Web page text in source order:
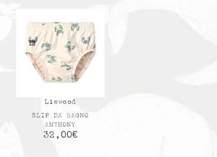
Liewood
SLIP DA BAGNO
ANTHONY
32,00€